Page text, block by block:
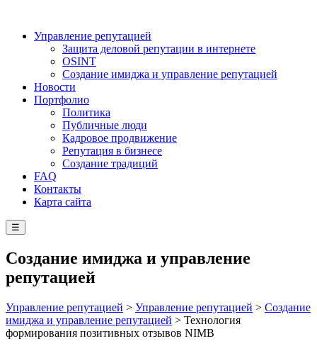
Управление репутацией
Защита деловой репутации в интернете
OSINT
Создание имиджа и управление репутацией
Новости
Портфолио
Политика
Публичные люди
Кадровое продвижение
Репутация в бизнесе
Создание традиций
FAQ
Контакты
Карта сайта
☰
Создание имиджа и управление
репутацией
Управление репутацией > Управление репутацией > Создание
имиджа и управление репутацией > Технология
формирования позитивных отзывов NIMB